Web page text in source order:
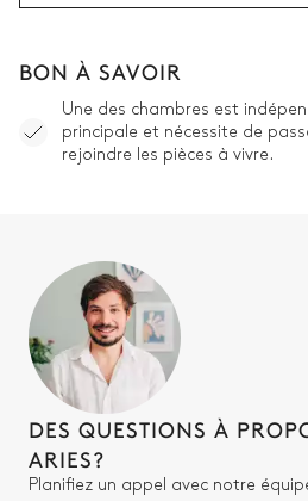
BON À SAVOIR
Une des chambres est
principale et nécessite de
rejoindre les pièces à vivre.
DES QUESTIONS À
ARIES?
Planifiez un appel avec notre